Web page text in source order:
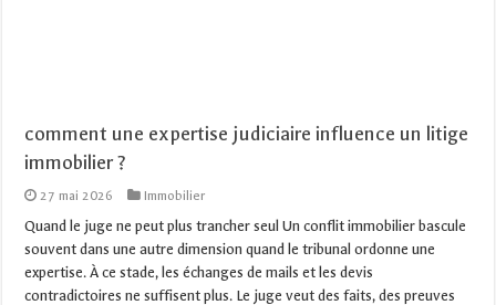
comment une expertise judiciaire influence un litige
immobilier ?
27 mai 2026 Immobilier
Quand le juge ne peut plus trancher seul Un conflit immobilier bascule
souvent dans une autre dimension quand le tribunal ordonne une
expertise. À ce stade, les échanges de mails et les devis
contradictoires ne suffisent plus. Le juge veut des faits, des preuves